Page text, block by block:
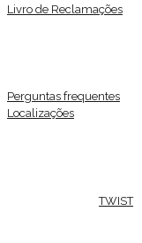
Livro de Reclamações
Perguntas frequentes
Localizações
© 2026 Go DriveTWIST|